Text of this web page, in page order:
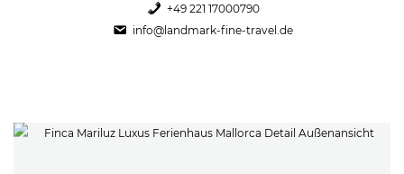
+49 221 17000790
info@landmark-fine-travel.de